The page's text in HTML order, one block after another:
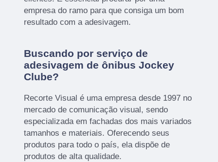
empresa do ramo para que consiga um bom
resultado com a adesivagem.
Buscando por serviço de
adesivagem de ônibus Jockey
Clube?
Recorte Visual é uma empresa desde 1997 no
mercado de comunicação visual, sendo
especializada em fachadas dos mais variados
tamanhos e materiais. Oferecendo seus
produtos para todo o país, ela dispõe de
produtos de alta qualidade.